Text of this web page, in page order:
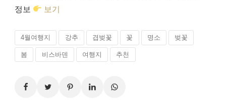
정보
보기
4월여행지 강추 겹벚꽃 꽃 명소 벚꽃
봄 비스바덴 여행지 추천